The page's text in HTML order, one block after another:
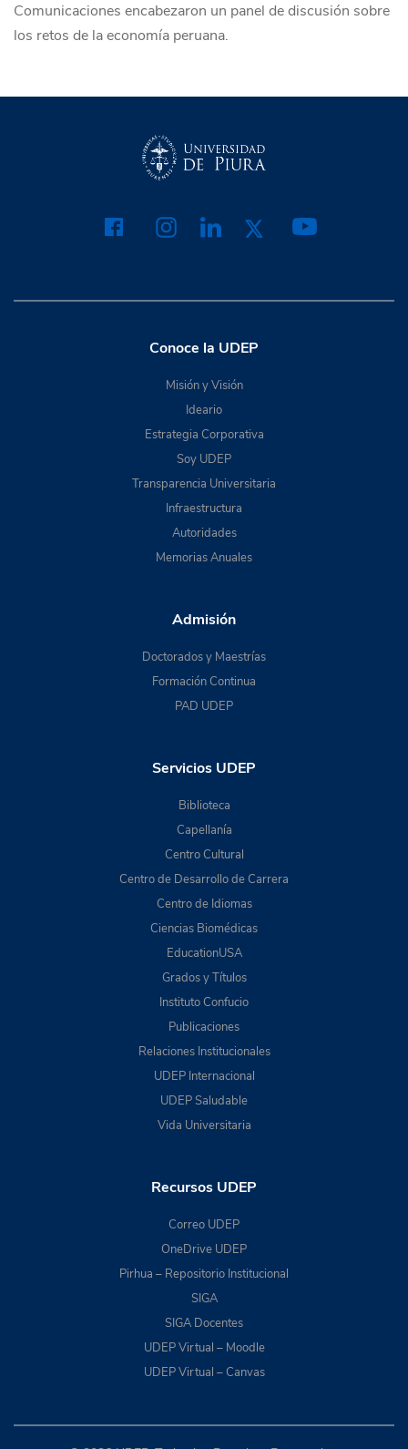
Comunicaciones encabezaron un panel de discusión sobre
los retos de la economía peruana.
Conoce la UDEP
Misión y Visión
Ideario
Estrategia Corporativa
Soy UDEP
Transparencia Universitaria
Infraestructura
Autoridades
Memorias Anuales
Admisión
Doctorados y Maestrías
Formación Continua
PAD UDEP
Servicios UDEP
Biblioteca
Capellanía
Centro Cultural
Centro de Desarrollo de Carrera
Centro de Idiomas
Ciencias Biomédicas
EducationUSA
Grados y Títulos
Instituto Confucio
Publicaciones
Relaciones Institucionales
UDEP Internacional
UDEP Saludable
Vida Universitaria
Recursos UDEP
Correo UDEP
OneDrive UDEP
Pirhua – Repositorio Institucional
SIGA
SIGA Docentes
UDEP Virtual – Moodle
UDEP Virtual – Canvas